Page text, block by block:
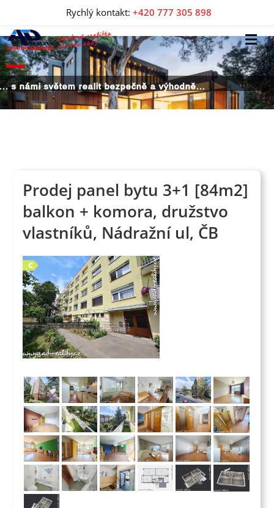
s námi světem realit bezpečně a výhodně...
Prodej panel bytu 3+1 [84m2]
balkon + komora, družstvo
vlastníků, Nádražní ul, ČB
Rychlý kontakt: +420 777 305 898